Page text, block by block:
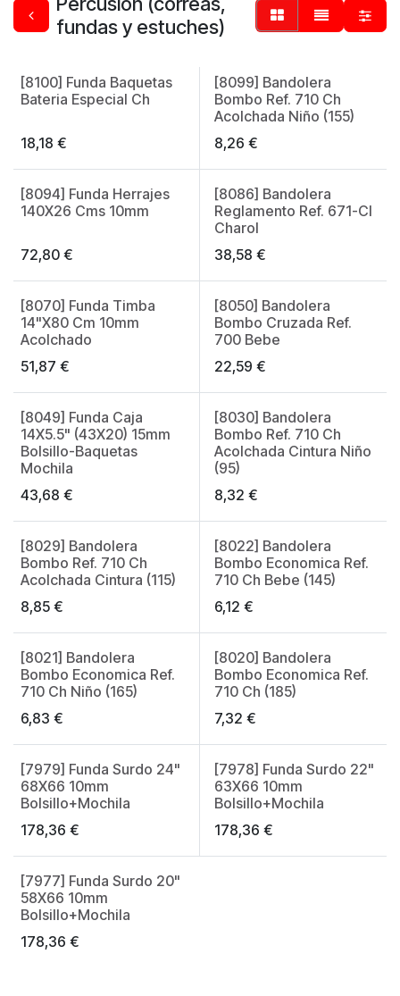
fundas y estuches)
[8100] Funda Baquetas
Bateria Especial Ch
18,18 €
[8099] Bandolera
Bombo Ref. 710 Ch
Acolchada Niño (155)
8,26 €
Made in Spain
[8094] Funda Herrajes
140X26 Cms 10mm
72,80 € Made in Spain
[8086] Bandolera
Reglamento Ref. 671-Cl
Charol
38,58 €
[8070] Funda Timba
14"X80 Cm 10mm
Acolchado
51,87 € Made in Spain
[8050] Bandolera
Bombo Cruzada Ref.
700 Bebe
22,59 €
[8049] Funda Caja
14X5.5" (43X20) 15mm
Bolsillo-Baquetas
Mochila
43,68 €
[8030] Bandolera
Bombo Ref. 710 Ch
Acolchada Cintura Niño
(95)
8,32 €
[8029] Bandolera
Bombo Ref. 710 Ch
Acolchada Cintura (115)
8,85 €
[8022] Bandolera
Bombo Economica Ref.
710 Ch Bebe (145)
6,12 €
[8021] Bandolera
Bombo Economica Ref.
710 Ch Niño (165)
6,83 €
[8020] Bandolera
Bombo Economica Ref.
710 Ch (185)
7,32 €
Made in Spain
[7979] Funda Surdo 24"
68X66 10mm
Bolsillo+Mochila
178,36 € Made in Spain
[7978] Funda Surdo 22"
63X66 10mm
Bolsillo+Mochila
178,36 €
Made in Spain
[7977] Funda Surdo 20"
58X66 10mm
Bolsillo+Mochila
178,36 €